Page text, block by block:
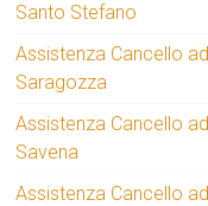
Santo Stefano
Assistenza Cancello
Saragozza
Assistenza Cancello
Savena
Assistenza Cancello